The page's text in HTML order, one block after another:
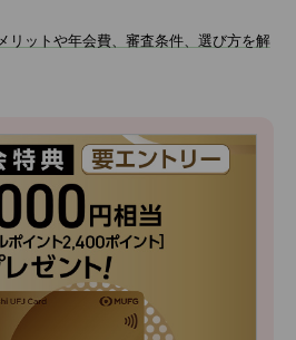
リットや年会費、審査条件、選び方を解